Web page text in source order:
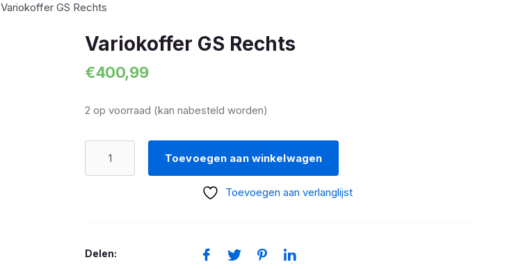
Variokoffer GS Rechts
Variokoffer GS Rechts
€400,99
2 op voorraad (kan nabesteld worden)
Toevoegen aan winkelwagen
Toevoegen aan verlanglijst
Delen: